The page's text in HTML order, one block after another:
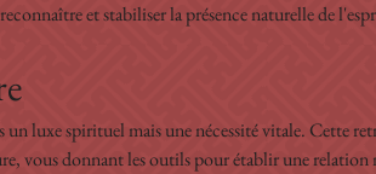
et stabiliser la présence naturelle de
luxe spirituel mais une nécessité vitale. Cette
vous donnant les outils pour établir une relation